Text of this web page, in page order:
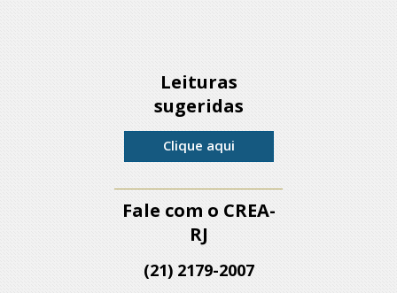
Leituras
sugeridas
Clique aqui
Fale com o CREA-
RJ
(21) 2179-2007